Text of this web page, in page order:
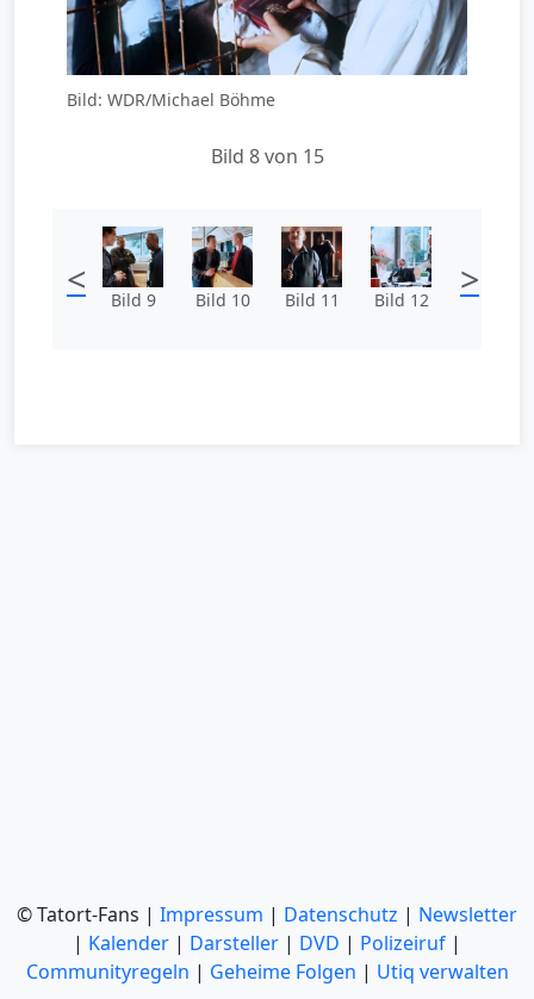
Bild: WDR/Michael Böhme
Bild 8 von 15
< Bild 9 Bild 10 Bild 11 Bild 12 >
© Tatort-Fans | Impressum | Datenschutz | Newsletter
| Kalender | Darsteller | DVD | Polizeiruf |
Communityregeln | Geheime Folgen | Utiq verwalten